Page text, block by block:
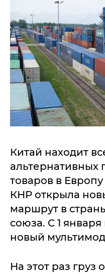
Китай находит
альтернативных
товаров в
КНР открыла
маршрут в
союза. С 1
новый
На этот раз груз